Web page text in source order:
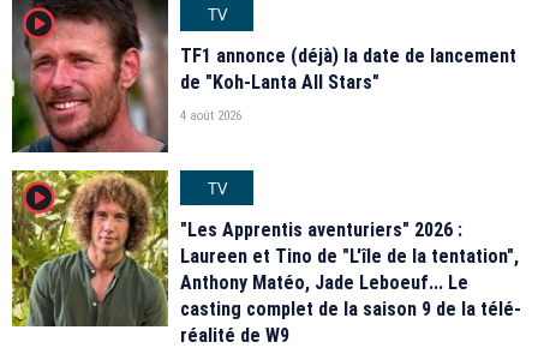
player2
TV
TF1 annonce (déjà) la date de lancement
de "Koh-Lanta All Stars"
4 août 2026
player2
TV
"Les Apprentis aventuriers" 2026 :
Laureen et Tino de "L'île de la tentation",
Anthony Matéo, Jade Leboeuf... Le
casting complet de la saison 9 de la télé-
réalité de W9